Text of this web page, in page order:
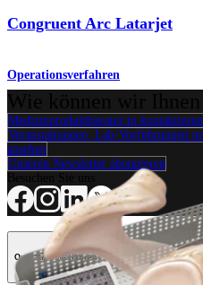
Congruent Arc Latarjet
Operationsverfahren
Medizinproduktberater:in kontaktieren
Veranstaltungen, Lab-Vorführungen
ansehen
Unseren Newsletter abonnieren
Operationsverfahren